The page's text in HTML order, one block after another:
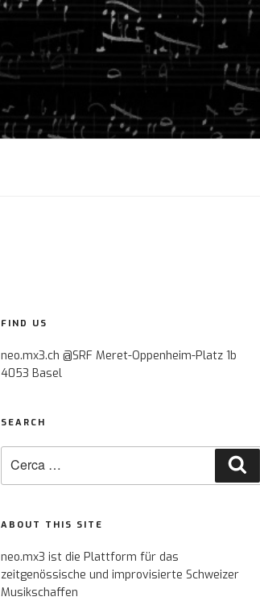
FIND US
neo.mx3.ch @SRF Meret-Oppenheim-Platz 1b
4053 Basel
SEARCH
ABOUT THIS SITE
neo.mx3 ist die Plattform für das
zeitgenössische und improvisierte Schweizer
Musikschaffen